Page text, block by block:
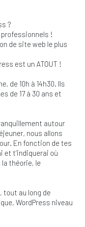
?
!
de site web le plus
est un ATOUT !
de 10h à 14h30. Ils
de 17 à 30 ans et
autour
nous allons
En fonction de tes
et t’indiquerai où
théorie, le
tout au long de
WordPress niveau